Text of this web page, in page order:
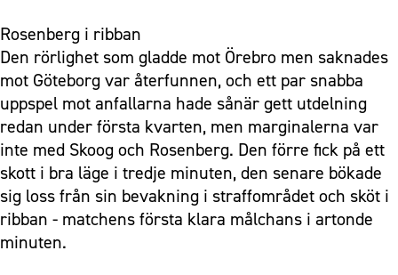
Rosenberg i ribban
Den rörlighet som gladde mot Örebro men saknades
mot Göteborg var återfunnen, och ett par snabba
uppspel mot anfallarna hade sånär gett utdelning
redan under första kvarten, men marginalerna var
inte med Skoog och Rosenberg. Den förre fick på ett
skott i bra läge i tredje minuten, den senare bökade
sig loss från sin bevakning i straffområdet och sköt i
ribban - matchens första klara målchans i artonde
minuten.